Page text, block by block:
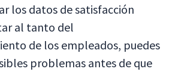
los datos de satisfacción
al tanto del
de los empleados, puedes
problemas antes de que